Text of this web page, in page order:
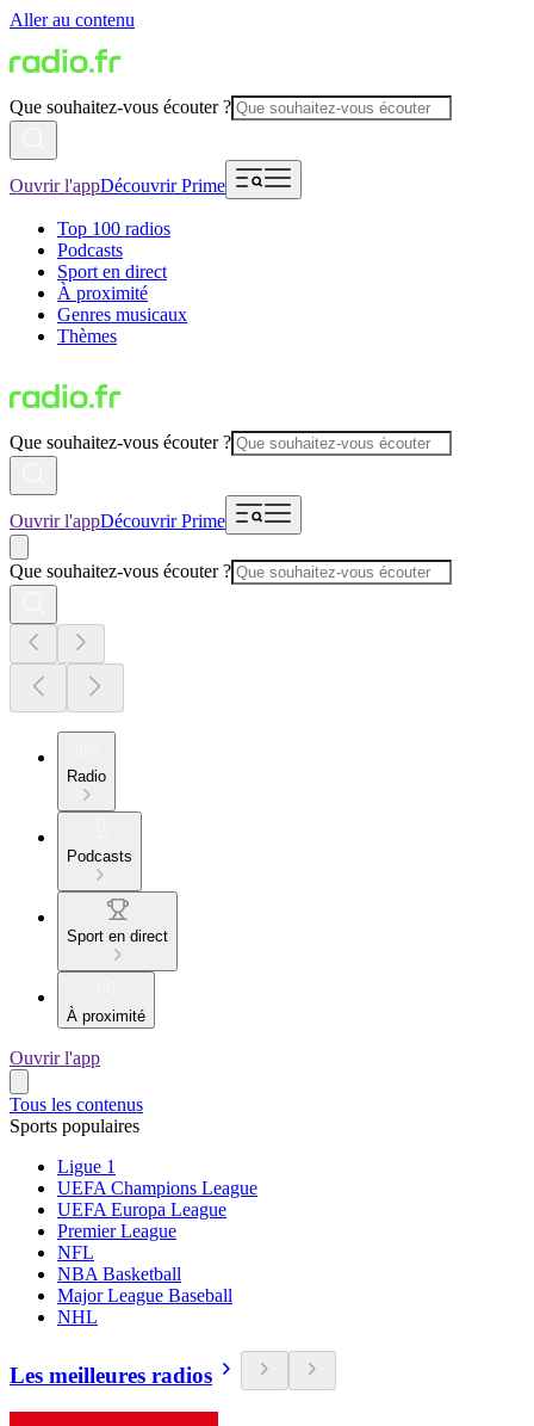
Aller au contenu
Que souhaitez-vous écouter ?
Ouvrir l'appDécouvrir Prime
Top 100 radios
Podcasts
Sport en direct
À proximité
Genres musicaux
Thèmes
Que souhaitez-vous écouter ?
Ouvrir l'appDécouvrir Prime
Que souhaitez-vous écouter ?
Radio
Podcasts
Sport en direct
À proximité
Ouvrir l'app
Tous les contenus
Sports populaires
Ligue 1
UEFA Champions League
UEFA Europa League
Premier League
NFL
NBA Basketball
Major League Baseball
NHL
Les meilleures radios